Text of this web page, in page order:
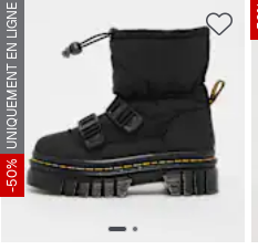
UNIQUEMENT EN LIGNE
-50%